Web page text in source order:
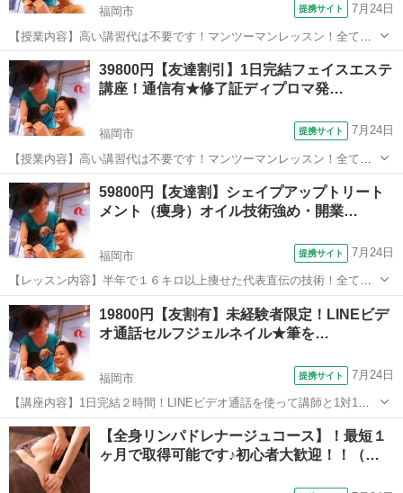
福岡市 提携サイト 7月24日
【授業内容】高い講習代は不要です！マンツーマンレッスン！全て手
技で行うので、高い機械を購入する必要は一切ありません！45分/60分
コースとそれ以上のコースを作る事ができ、自分でお好きに決められ
ます。受講後の質問も無料なので、...
福岡 福岡市 エステ
39800円【友達割引】1日完結フェイスエステ
講座！通信有★修了証ディプロマ発…
福岡市 提携サイト 7月24日
【授業内容】高い講習代は不要です！マンツーマンレッスン！全て手
技で行うので、高い機械を購入する必要は一切ありません！45分/60分
コースとそれ以上のコースを作る事ができ、自分でお好きに決められ
ます。受講後の質問も無料なので、...
福岡 福岡市 エステ
59800円【友達割】シェイプアップトリート
メント（痩身）オイル技術強め・開業…
福岡市 提携サイト 7月24日
【レッスン内容】半年で１６キロ以上痩せた代表直伝の技術！全てオ
ールハンド技術で行います。やや痛みがありますが、強弱は調整でき
る技術です。マシーンと一緒にする技術として学ぶこともオススメ！
仰向け：指先～頭／仰向け：指先～頭まで...
福岡 福岡市 エステ
19800円【友割有】未経験者限定！LINEビデ
オ通話セルフジェルネイル★筆を…
福岡市 提携サイト 7月24日
【講座内容】1日完結２時間！LINEビデオ通話を使って講師と1対1で
レッスンします！通常のジェルネイルよりもとっても簡単にご自宅で
セルフジェルネイルが楽しめるようになるレッスンです。デザインは
決まったチップタイプのジェルから...
福岡 福岡市 ネイル
【全身リンパドレナージュコース】！最短１
ヶ月で取得可能です♪初心者大歓迎！！（…